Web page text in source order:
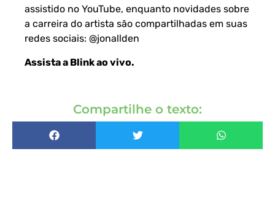
assistido no YouTube, enquanto novidades sobre
a carreira do artista são compartilhadas em suas
redes sociais: @jonallden
Assista a Blink ao vivo.
Compartilhe o texto: